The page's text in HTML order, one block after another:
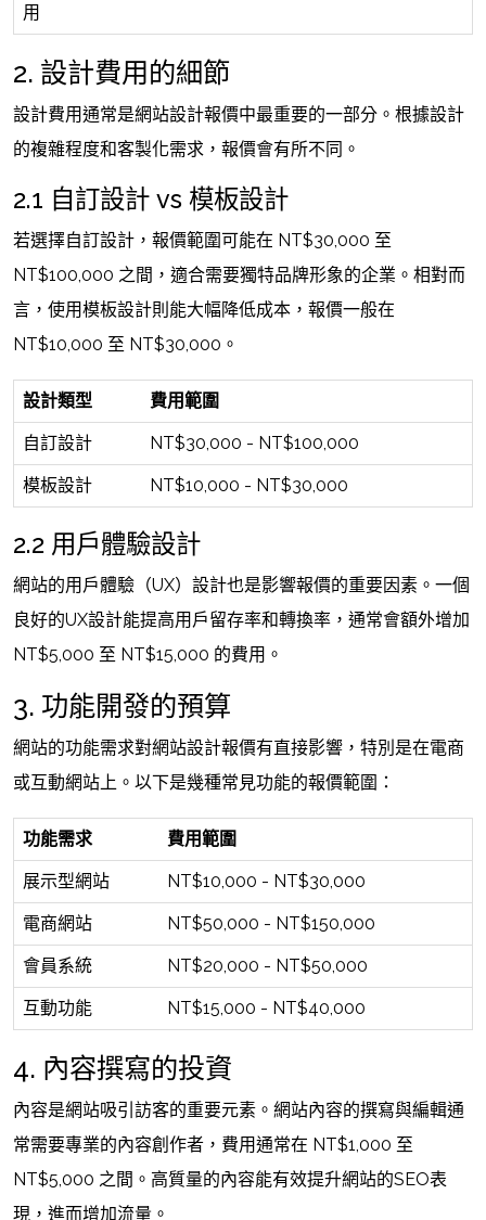
用
2. 設計費用的細節
設計費用通常是網站設計報價中最重要的一部分。根據設計
的複雜程度和客製化需求，報價會有所不同。
2.1 自訂設計 vs 模板設計
若選擇自訂設計，報價範圍可能在 NT$30,000 至
NT$100,000 之間，適合需要獨特品牌形象的企業。相對而
言，使用模板設計則能大幅降低成本，報價一般在
NT$10,000 至 NT$30,000。
設計類型 費用範圍
自訂設計 NT$30,000 - NT$100,000
模板設計 NT$10,000 - NT$30,000
2.2 用戶體驗設計
網站的用戶體驗（UX）設計也是影響報價的重要因素。一個
良好的UX設計能提高用戶留存率和轉換率，通常會額外增加
NT$5,000 至 NT$15,000 的費用。
3. 功能開發的預算
網站的功能需求對網站設計報價有直接影響，特別是在電商
或互動網站上。以下是幾種常見功能的報價範圍：
功能需求 費用範圍
展示型網站 NT$10,000 - NT$30,000
電商網站 NT$50,000 - NT$150,000
會員系統 NT$20,000 - NT$50,000
互動功能 NT$15,000 - NT$40,000
4. 內容撰寫的投資
內容是網站吸引訪客的重要元素。網站內容的撰寫與編輯通
常需要專業的內容創作者，費用通常在 NT$1,000 至
NT$5,000 之間。高質量的內容能有效提升網站的SEO表
現，進而增加流量。